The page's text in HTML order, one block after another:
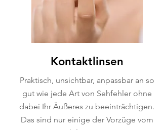
Kontaktlinsen
Praktisch, unsichtbar, anpassbar an so
gut wie jede Art von Sehfehler ohne
dabei Ihr Äußeres zu beeinträchtigen.
Das sind nur einige der Vorzüge vom